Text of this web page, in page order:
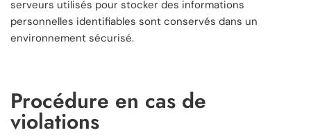
serveurs utilisés pour stocker des informations
personnelles identifiables sont conservés dans un
environnement sécurisé.
Procédure en cas de
violations